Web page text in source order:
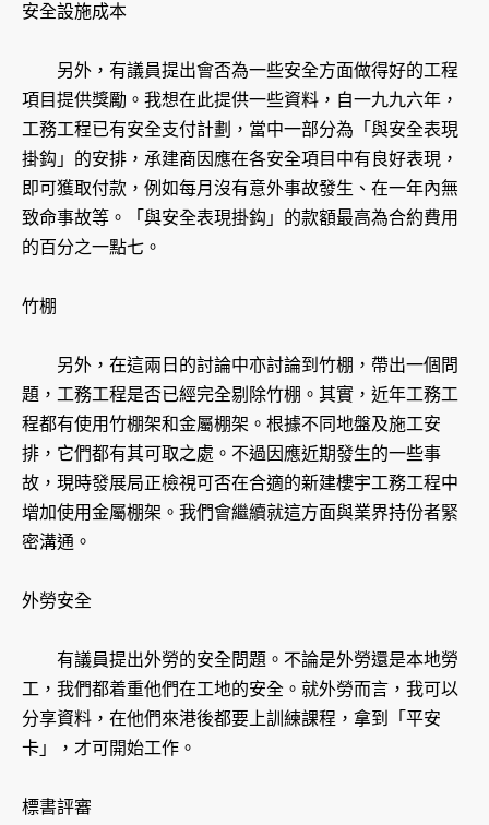
安全設施成本
另外，有議員提出會否為一些安全方面做得好的工程
項目提供獎勵。我想在此提供一些資料，自一九九六年，
工務工程已有安全支付計劃，當中一部分為「與安全表現
掛鈎」的安排，承建商因應在各安全項目中有良好表現，
即可獲取付款，例如每月沒有意外事故發生、在一年內無
致命事故等。「與安全表現掛鈎」的款額最高為合約費用
的百分之一點七。
竹棚
另外，在這兩日的討論中亦討論到竹棚，帶出一個問
題，工務工程是否已經完全剔除竹棚。其實，近年工務工
程都有使用竹棚架和金屬棚架。根據不同地盤及施工安
排，它們都有其可取之處。不過因應近期發生的一些事
故，現時發展局正檢視可否在合適的新建樓宇工務工程中
增加使用金屬棚架。我們會繼續就這方面與業界持份者緊
密溝通。
外勞安全
有議員提出外勞的安全問題。不論是外勞還是本地勞
工，我們都着重他們在工地的安全。就外勞而言，我可以
分享資料，在他們來港後都要上訓練課程，拿到「平安
卡」，才可開始工作。
標書評審